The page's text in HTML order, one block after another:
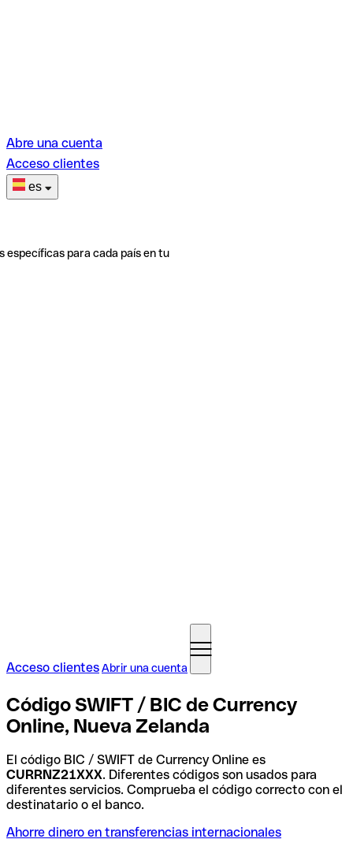
Abre una cuenta
Acceso clientes
es
específicas para cada país en tu
Acceso clientesAbrir una cuenta
Código SWIFT / BIC de Currency
Online, Nueva Zelanda
El código BIC / SWIFT de Currency Online es
CURRNZ21XXX. Diferentes códigos son usados para
diferentes servicios. Comprueba el código correcto con el
destinatario o el banco.
Ahorre dinero en transferencias internacionales